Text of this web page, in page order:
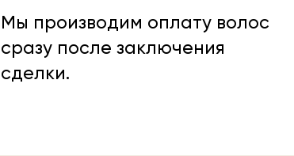
Мы производим оплату волос
сразу после заключения
сделки.